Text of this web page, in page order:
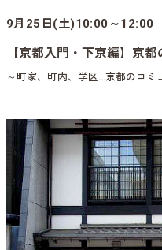
9月25日(土)10:00～12:00
【京都入門・下京編】京
～町家、町内、学区…京都のコミ